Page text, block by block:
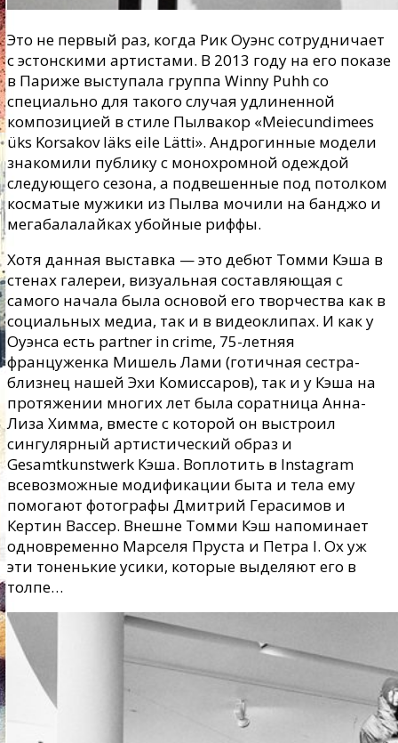
Это не первый раз, когда Рик Оуэнс сотрудничает
с эстонскими артистами. В 2013 году на его показе
в Париже выступала группа Winny Puhh со
специально для такого случая удлиненной
композицией в стиле Пылвакор «Meiecundimees
üks Korsakov läks eile Lätti». Андрогинные модели
знакомили публику с монохромной одеждой
следующего сезона, а подвешенные под потолком
косматые мужики из Пылва мочили на банджо и
мегабалалайках убойные риффы.
Хотя данная выставка — это дебют Томми Кэша в
стенах галереи, визуальная составляющая с
самого начала была основой его творчества как в
социальных медиа, так и в видеоклипах. И как у
Оуэнса есть partner in crime, 75-летняя
француженка Мишель Лами (готичная сестра-
близнец нашей Эхи Комиссаров), так и у Кэша на
протяжении многих лет была соратница Анна-
Лиза Химма, вместе с которой он выстроил
сингулярный артистический образ и
Gesamtkunstwerk Кэша. Воплотить в Instagram
всевозможные модификации быта и тела ему
помогают фотографы Дмитрий Герасимов и
Кертин Вассер. Внешне Томми Кэш напоминает
одновременно Марселя Пруста и Петра I. Ох уж
эти тоненькие усики, которые выделяют его в
толпе…